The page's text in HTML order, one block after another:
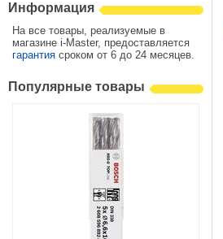
Информация
На все товары, реализуемые в
магазине i-Master, предоставляется
гарантия сроком от 6 до 24 месяцев.
Популярные товары